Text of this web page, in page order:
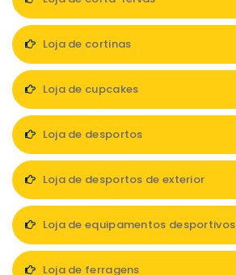
Loja de cortinas
Loja de cupcakes
Loja de desportos
Loja de desportos de exterior
Loja de equipamentos desportivos
Loja de ferragens